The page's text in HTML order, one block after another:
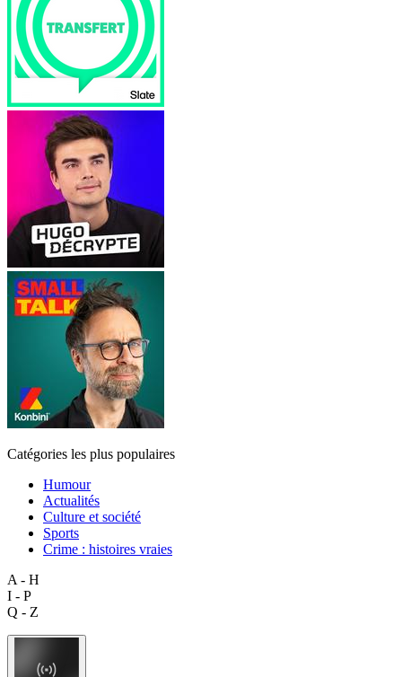
Catégories les plus populaires
Humour
Actualités
Culture et société
Sports
Crime : histoires vraies
A - H
I - P
Q - Z